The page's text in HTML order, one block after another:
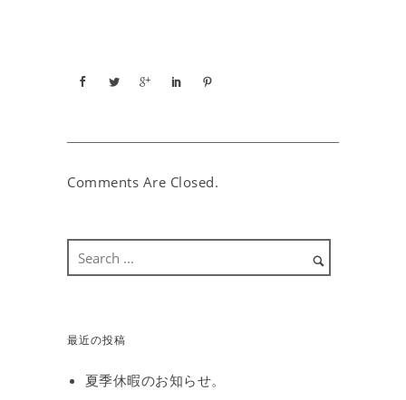
Comments Are Closed.
最近の投稿
夏季休暇のお知らせ。